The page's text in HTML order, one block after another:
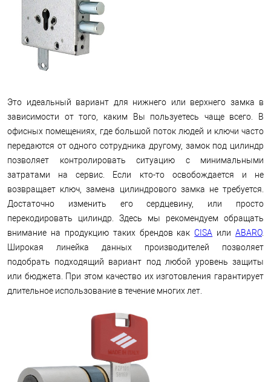
Это идеальный вариант для нижнего или верхнего замка в
зависимости от того, каким Вы пользуетесь чаще всего. В
офисных помещениях, где большой поток людей и ключи часто
передаются от одного сотрудника другому, замок под цилиндр
позволяет контролировать ситуацию с минимальными
затратами на сервис. Если кто-то освобождается и не
возвращает ключ, замена цилиндрового замка не требуется.
Достаточно изменить его сердцевину, или просто
перекодировать цилиндр. Здесь мы рекомендуем обращать
внимание на продукцию таких брендов какCISA или ABARO.
Широкая линейка данных производителей позволяет
подобрать подходящий вариант под любой уровень защиты
или бюджета. При этом качество их изготовления гарантирует
длительное использование в течение многих лет.